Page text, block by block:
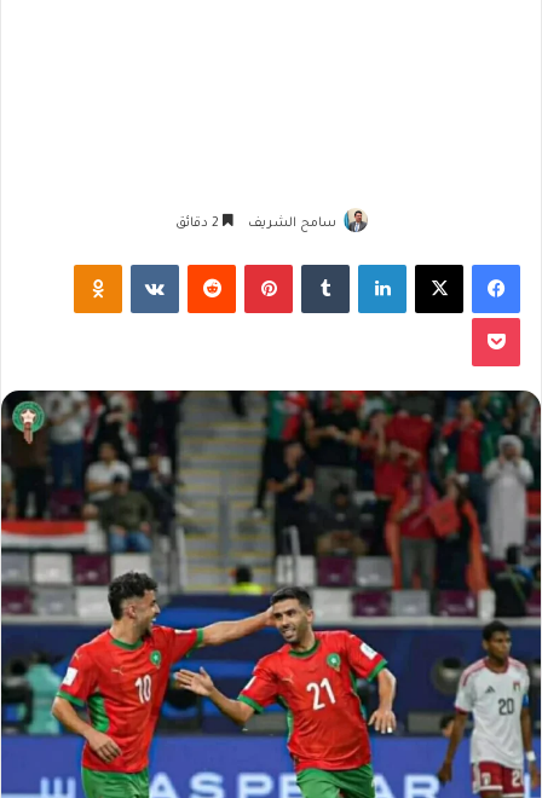
سامح الشريف
فيسبوك لينكدإن بينتيريست